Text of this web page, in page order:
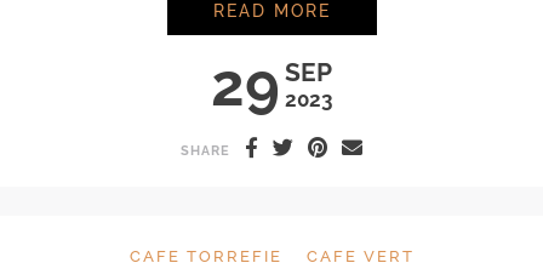
29 SEP
2023
READ MORE
SHARE
CAFE TORREFIE CAFE VERT